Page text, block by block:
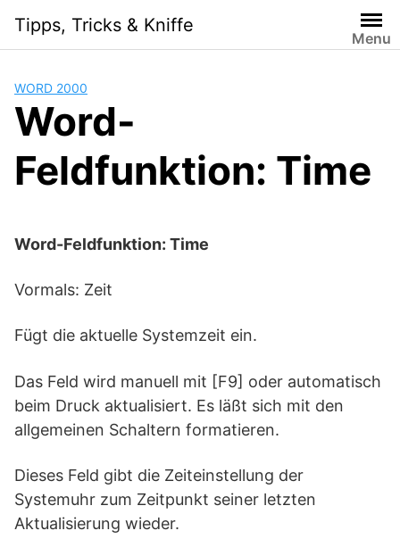
content
Tipps, Tricks & Kniffe
Menu
WORD 2000
Word-
Feldfunktion: Time
Word-Feldfunktion: Time
Vormals: Zeit
Fügt die aktuelle Systemzeit ein.
Das Feld wird manuell mit [F9] oder automatisch
beim Druck aktualisiert. Es läßt sich mit den
allgemeinen Schaltern formatieren.
Dieses Feld gibt die Zeiteinstellung der
Systemuhr zum Zeitpunkt seiner letzten
Aktualisierung wieder.